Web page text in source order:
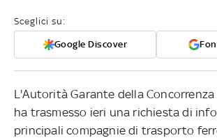
Sceglici su:
Google Discover
L'Autorità Garante della
ha trasmesso ieri una richiesta di
principali compagnie di trasporto